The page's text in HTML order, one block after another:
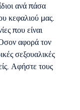
ανά πάσα
κεφαλιού μας.
που είναι
αφορά τον
σεξουαλικές
Αφήστε τους